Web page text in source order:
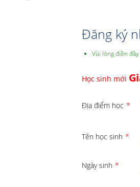
Đăng ký
Vùi lòng điền
Học sinh mới
Địa điểm học *
Tên học sinh *
Ngày sinh *